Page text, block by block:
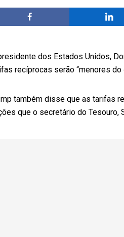
dos Estados Unidos,
recíprocas serão “menores
também disse que as tarifas
que o secretário do Tesouro,